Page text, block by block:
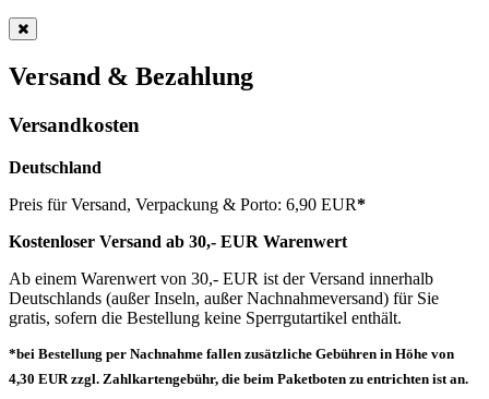
Versand & Bezahlung
Versandkosten
Deutschland
Preis für Versand, Verpackung & Porto: 6,90 EUR*
Kostenloser Versand ab 30,- EUR Warenwert
Ab einem Warenwert von 30,- EUR ist der Versand innerhalb
Deutschlands (außer Inseln, außer Nachnahmeversand) für Sie
gratis, sofern die Bestellung keine Sperrgutartikel enthält.
*bei Bestellung per Nachnahme fallen zusätzliche Gebühren in Höhe von
4,30 EUR zzgl. Zahlkartengebühr, die beim Paketboten zu entrichten ist an.